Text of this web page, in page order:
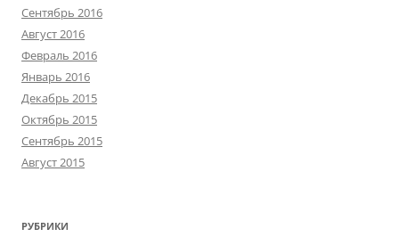
Сентябрь 2016
Август 2016
Февраль 2016
Январь 2016
Декабрь 2015
Октябрь 2015
Сентябрь 2015
Август 2015
РУБРИКИ